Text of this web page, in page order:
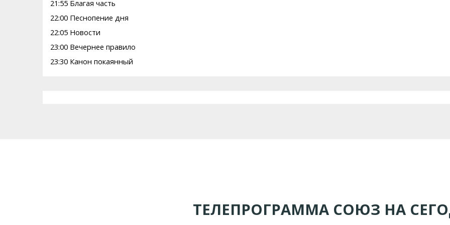
21:55 Благая часть
22:00 Песнопение дня
22:05 Новости
23:00 Вечернее правило
23:30 Канон покаянный
ТЕЛЕПРОГРАММА СОЮЗ НА